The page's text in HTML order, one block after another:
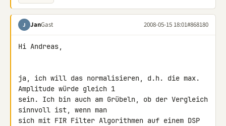
J JanGast 2008-05-15 18:01#868180
Hi Andreas,
ja, ich will das normalisieren, d.h. die max.
Amplitude würde gleich 1
sein. Ich bin auch am Grübeln, ob der Vergleich
sinnvoll ist, wenn man
sich mit FIR Filter Algorithmen auf einem DSP